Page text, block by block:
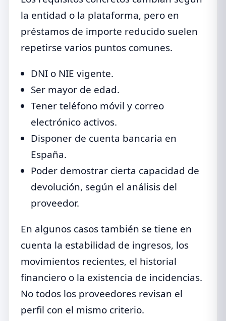
la entidad o la plataforma, pero en
préstamos de importe reducido suelen
repetirse varios puntos comunes.
DNI o NIE vigente.
Ser mayor de edad.
Tener teléfono móvil y correo
electrónico activos.
Disponer de cuenta bancaria en
España.
Poder demostrar cierta capacidad de
devolución, según el análisis del
proveedor.
En algunos casos también se tiene en
cuenta la estabilidad de ingresos, los
movimientos recientes, el historial
financiero o la existencia de incidencias.
No todos los proveedores revisan el
perfil con el mismo criterio.